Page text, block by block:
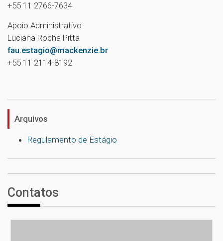
+55 11 2766-7634
Apoio Administrativo
Luciana Rocha Pitta
fau.estagio@mackenzie.br
+55 11 2114-8192
Arquivos
Regulamento de Estágio
Contatos